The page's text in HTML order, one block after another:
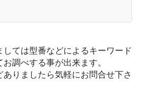
プレーヤー
ては型番などによるキーワード
調べする事が出来ます。
ありましたら気軽にお問合せ下さ